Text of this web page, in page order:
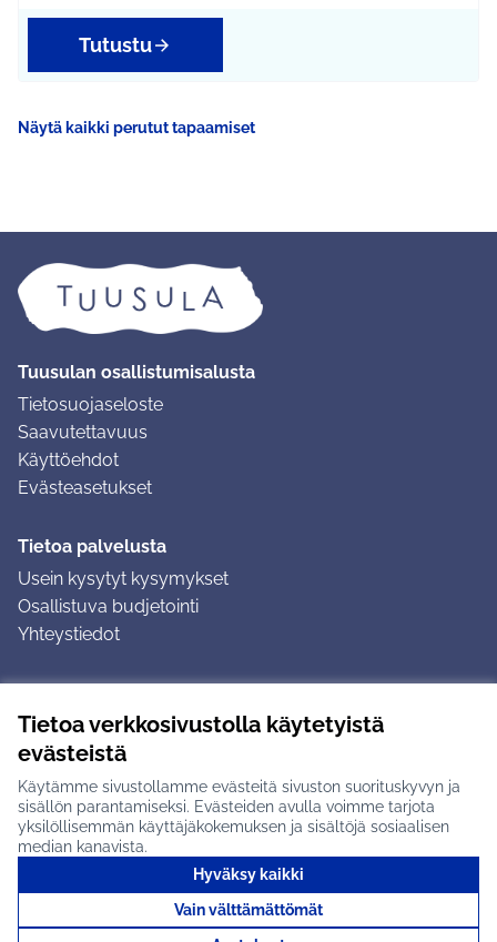
Tietoa verkkosivustolla käytetyistä
evästeistä
Käytämme sivustollamme evästeitä sivuston suorituskyvyn ja
sisällön parantamiseksi. Evästeiden avulla voimme tarjota
yksilöllisemmän käyttäjäkokemuksen ja sisältöjä sosiaalisen
median kanavista.
Hyväksy kaikki
Vain välttämättömät
Tutustu
Näytä kaikki perutut tapaamiset
Tuusulan osallistumisalusta
Tietosuojaseloste
Saavutettavuus
Käyttöehdot
Evästeasetukset
Tietoa palvelusta
Usein kysytyt kysymykset
Osallistuva budjetointi
Yhteystiedot
Ohjeet kirjautumiseen
Ohjeet kommentin jättämiseen
Creative Commons -lisenssi
(Ulkoinen linkki)Verkkosivusto luotuvapaan ohjelmiston
Tuusulan osallistumisalusta X-palvelussa
(Ulkoinen linkki)